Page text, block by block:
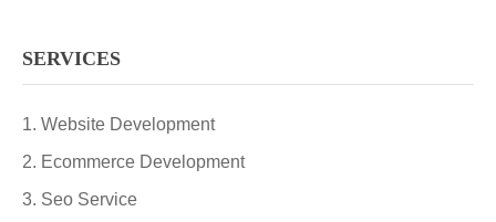
SERVICES
Website Development
Ecommerce Development
Seo Service